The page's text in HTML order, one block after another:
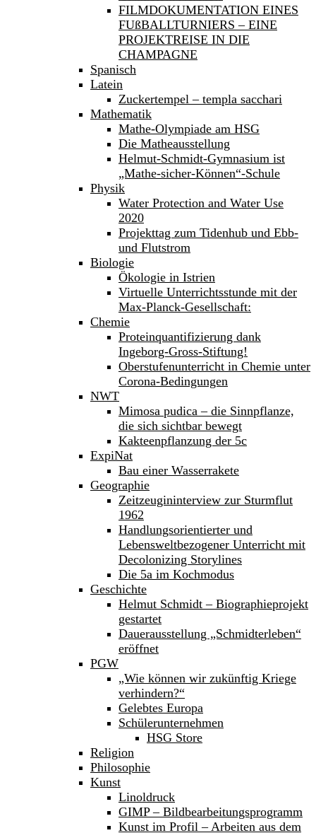
FILMDOKUMENTATION EINES
FUßBALLTURNIERS – EINE
PROJEKTREISE IN DIE
CHAMPAGNE
Spanisch
Latein
Zuckertempel – templa sacchari
Mathematik
Mathe-Olympiade am HSG
Die Matheausstellung
Helmut-Schmidt-Gymnasium ist
„Mathe-sicher-Können“-Schule
Physik
Water Protection and Water Use
2020
Projekttag zum Tidenhub und Ebb-
und Flutstrom
Biologie
Ökologie in Istrien
Virtuelle Unterrichtsstunde mit der
Max-Planck-Gesellschaft:
Chemie
Proteinquantifizierung dank
Ingeborg-Gross-Stiftung!
Oberstufenunterricht in Chemie unter
Corona-Bedingungen
NWT
Mimosa pudica – die Sinnpflanze,
die sich sichtbar bewegt
Kakteenpflanzung der 5c
ExpiNat
Bau einer Wasserrakete
Geographie
Zeitzeugininterview zur Sturmflut
1962
Handlungsorientierter und
Lebensweltbezogener Unterricht mit
Decolonizing Storylines
Die 5a im Kochmodus
Geschichte
Helmut Schmidt – Biographieprojekt
gestartet
Dauerausstellung „Schmidterleben“
eröffnet
PGW
„Wie können wir zukünftig Kriege
verhindern?“
Gelebtes Europa
Schülerunternehmen
HSG Store
Religion
Philosophie
Kunst
Linoldruck
GIMP – Bildbearbeitungsprogramm
Kunst im Profil – Arbeiten aus dem